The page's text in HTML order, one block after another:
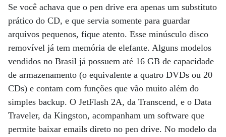
Se você achava que o pen drive era apenas um substituto
prático do CD, e que servia somente para guardar
arquivos pequenos, fique atento. Esse minúsculo disco
removível já tem memória de elefante. Alguns modelos
vendidos no Brasil já possuem até 16 GB de capacidade
de armazenamento (o equivalente a quatro DVDs ou 20
CDs) e contam com funções que vão muito além do
simples backup. O JetFlash 2A, da Transcend, e o Data
Traveler, da Kingston, acompanham um software que
permite baixar emails direto no pen drive. No modelo da